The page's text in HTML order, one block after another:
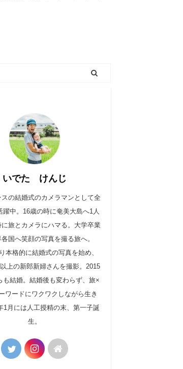
いでた けんじ
スの結婚式のカメラマンとして全
躍中。16歳の時に奄美大島へ1人
旅とカメラにハマる。大学卒業
国へ笑顔の写真を撮る旅へ。
本格的に結婚式の写真を始め、
上の新郎新婦さんを撮影。2015
も結婚。結婚後も変わらず、旅×
ワードにワクワクしながら生き
1月には人工授精の末、第一子誕
生。